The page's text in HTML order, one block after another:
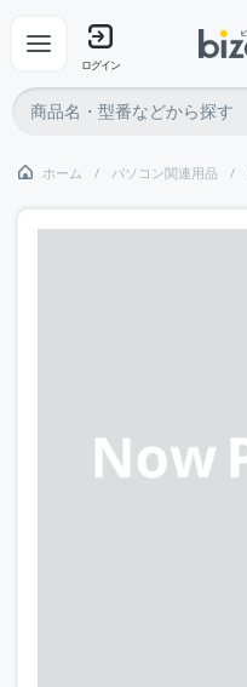
ログイン
ホーム パソコン関連用品